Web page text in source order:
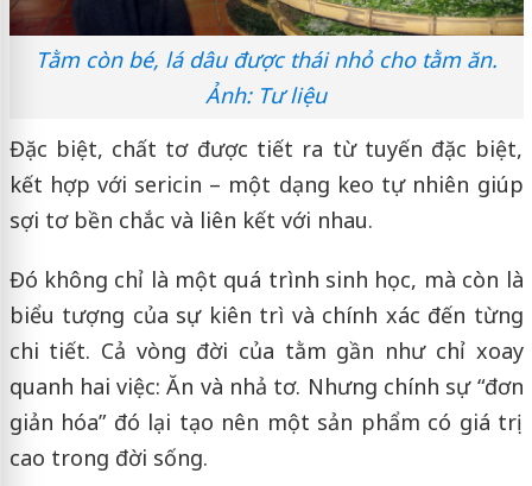
Tằm còn bé, lá dâu được thái nhỏ cho tằm ăn.
Ảnh: Tư liệu
Đặc biệt, chất tơ được tiết ra từ tuyến đặc biệt,
kết hợp với sericin – một dạng keo tự nhiên giúp
sợi tơ bền chắc và liên kết với nhau.
Đó không chỉ là một quá trình sinh học, mà còn là
biểu tượng của sự kiên trì và chính xác đến từng
chi tiết. Cả vòng đời của tằm gần như chỉ xoay
quanh hai việc: Ăn và nhả tơ. Nhưng chính sự “đơn
giản hóa” đó lại tạo nên một sản phẩm có giá trị
cao trong đời sống.